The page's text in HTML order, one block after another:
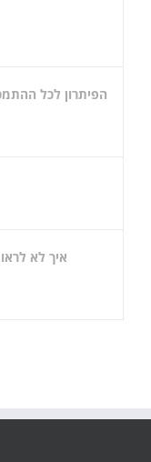
הפיתרון לכל
איך לא